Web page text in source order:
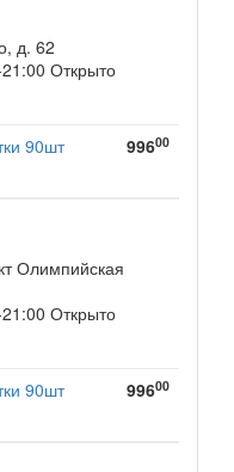
д. 62
Открыто
90шт
99600
Олимпийская
Открыто
90шт
99600